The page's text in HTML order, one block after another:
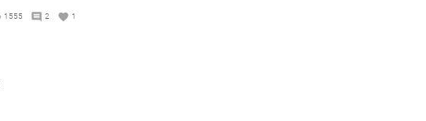
1555 2 1